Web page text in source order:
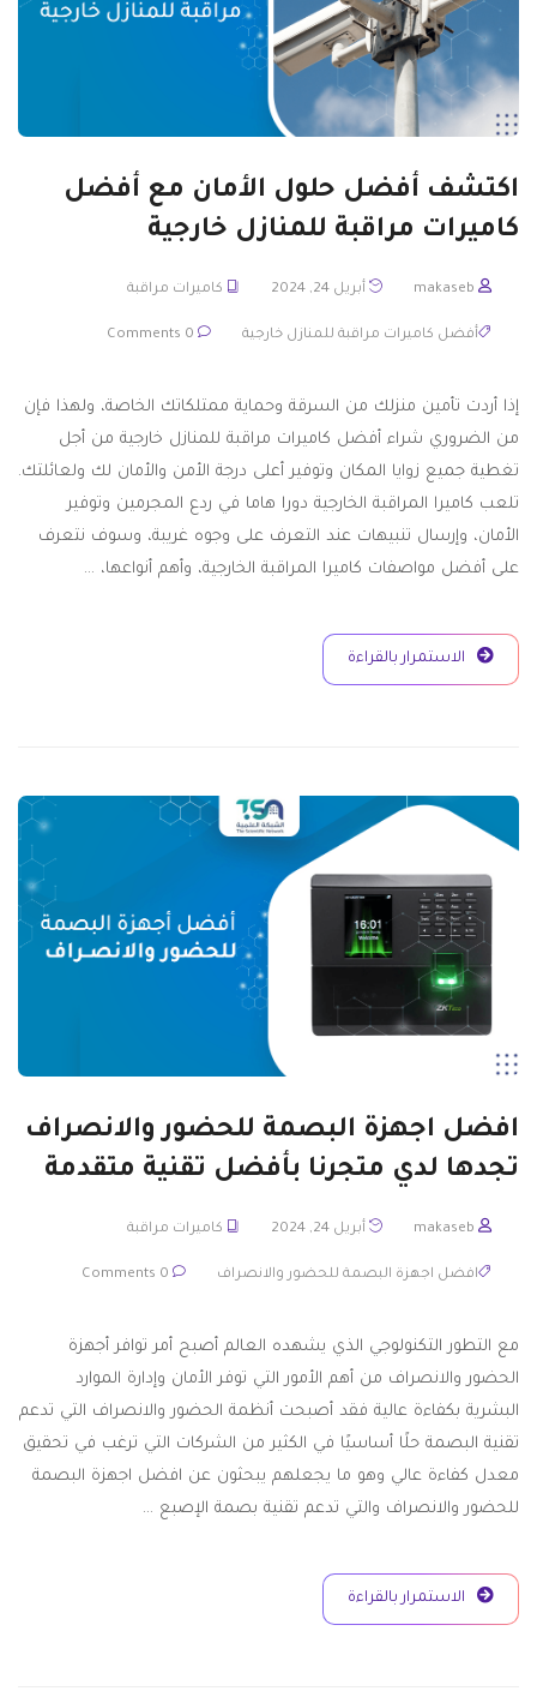
اكتشف أفضل حلول الأمان مع أفضل
كاميرات مراقبة للمنازل خارجية
makaseb أبريل 24, 2024 كاميرات مراقبة
أفضل كاميرات مراقبة للمنازل خارجية 0 Comments
إذا أردت تأمين منزلك من السرقة وحماية ممتلكاتك الخاصة، ولهذا فإن
من الضروري شراء أفضل كاميرات مراقبة للمنازل خارجية من أجل
تغطية جميع زوايا المكان وتوفير أعلى درجة الأمن والأمان لك ولعائلتك.
تلعب كاميرا المراقبة الخارجية دورا هاما في ردع المجرمين وتوفير
الأمان، وإرسال تنبيهات عند التعرف على وجوه غريبة، وسوف نتعرف
على أفضل مواصفات كاميرا المراقبة الخارجية، وأهم أنواعها، …
الاستمرار بالقراءة
افضل اجهزة البصمة للحضور والانصراف
تجدها لدي متجرنا بأفضل تقنية متقدمة
makaseb أبريل 24, 2024 كاميرات مراقبة
افضل اجهزة البصمة للحضور والانصراف 0 Comments
مع التطور التكنولوجي الذي يشهده العالم أصبح أمر توافر أجهزة
الحضور والانصراف من أهم الأمور التي توفر الأمان وإدارة الموارد
البشرية بكفاءة عالية فقد أصبحت أنظمة الحضور والانصراف التي تدعم
تقنية البصمة حلًا أساسيًا في الكثير من الشركات التي ترغب في تحقيق
معدل كفاءة عالي وهو ما يجعلهم يبحثون عن افضل اجهزة البصمة
للحضور والانصراف والتي تدعم تقنية بصمة الإصبع …
الاستمرار بالقراءة